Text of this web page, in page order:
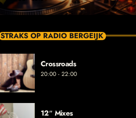
STRAKS OP RADIO BERGEIJK
Crossroads
20:00 - 22:00
12″ Mixes